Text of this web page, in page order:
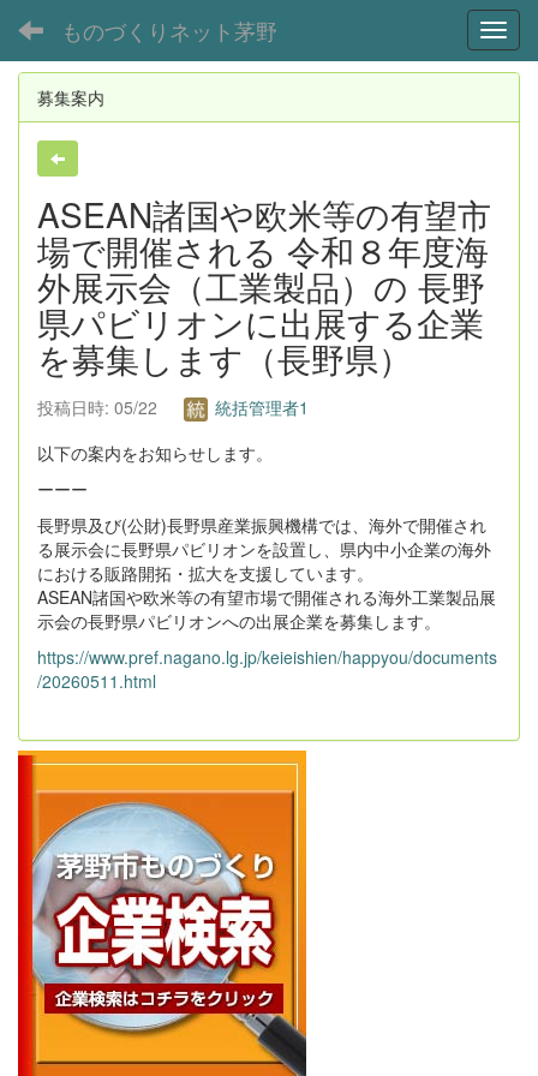
ものづくりネット茅野
募集案内
ASEAN諸国や欧米等の有望市
場で開催される 令和８年度海
外展示会（工業製品）の 長野
県パビリオンに出展する企業
を募集します（長野県）
投稿日時: 05/22
統括管理者1
以下の案内をお知らせします。
ーーー
長野県及び(公財)長野県産業振興機構では、海外で開催され
る展示会に長野県パビリオンを設置し、県内中小企業の海外
における販路開拓・拡大を支援しています。
ASEAN諸国や欧米等の有望市場で開催される海外工業製品展
示会の長野県パビリオンへの出展企業を募集します。
https://www.pref.nagano.lg.jp/keieishien/happyou/documents
/20260511.html